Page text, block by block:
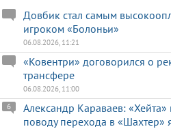
Довбик стал самым
игроком «Болоньи»
06.08.2026, 11:21
«Ковентри» договорился о
трансфере
06.08.2026, 11:00
Александр Караваев: «Хейта»
поводу перехода в «Шахтер»
6